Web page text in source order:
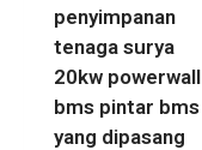
penyimpanan
tenaga surya
20kw powerwall
bms pintar bms
yang dipasang